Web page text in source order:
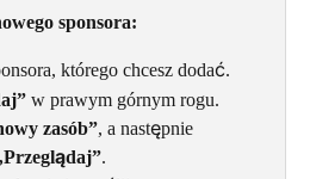
sponsora:
którego chcesz dodać.
w prawym górnym rogu.
zasób”, a następnie
.